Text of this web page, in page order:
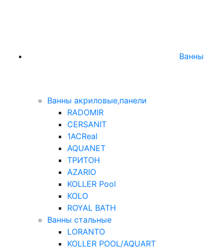
Ванны
Ванны акриловые,панели
RADOMIR
CERSANIT
1ACReal
AQUANET
ТРИТОН
AZARIO
KOLLER Pool
KOLO
ROYAL BATH
Ванны стальные
LORANTO
KOLLER POOL/AQUART